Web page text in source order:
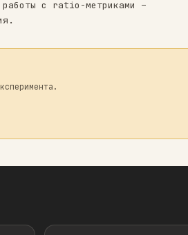
/
и другие методы
нюансы применения.